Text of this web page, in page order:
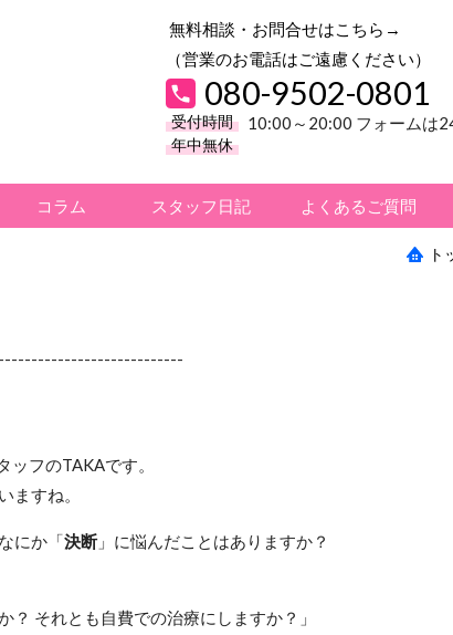
無料相談・お問合せはこちら→
（営業のお電話はご遠慮ください）
080-9502-0801
受付時間 10:00～20:00 フォームは
年中無休
コラム スタッフ日記 よくあるご質問
ト
フのTAKAです。
ますね。
にか「決断」に悩んだことはありますか？
？ それとも自費での治療にしますか？」